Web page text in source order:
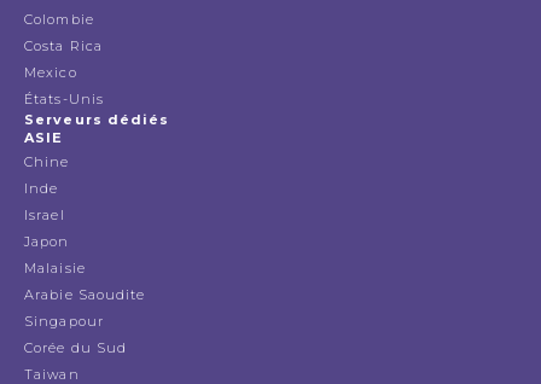
Colombie
Costa Rica
Mexico
États-Unis
Serveurs dédiés
ASIE
Chine
Inde
Israel
Japon
Malaisie
Arabie Saoudite
Singapour
Corée du Sud
Taiwan